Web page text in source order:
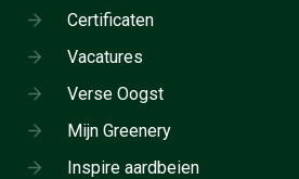
Certificaten
Vacatures
Verse Oogst
Mijn Greenery
Inspire aardbeien